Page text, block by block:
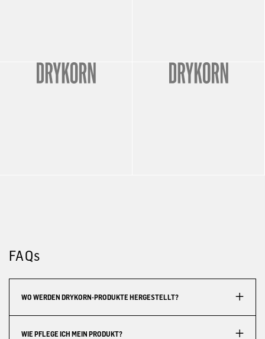
FAQs
WO WERDEN DRYKORN-PRODUKTE HERGESTELLT?
WIE PFLEGE ICH MEIN PRODUKT?